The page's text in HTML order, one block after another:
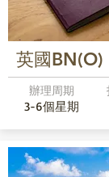
英國BN(O)
辦理周期
3-6個星期